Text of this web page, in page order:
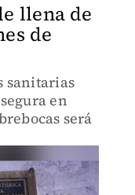
llena de
de
sanitarias
en
será